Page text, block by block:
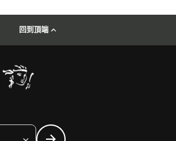
回到頂端